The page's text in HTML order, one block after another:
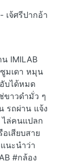
เจ้ศรีปากอ้า
IMILAB
มเดา หมุน
บได้หมด
ขาวดำมั่ว ๆ
รถผ่าน แจ้ง
ไล่คนแปลก
เสียบสาย
นะนำว่า
#กล้อง